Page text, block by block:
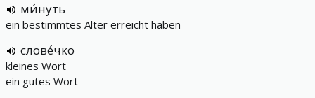
ми́нуть
ein bestimmtes Alter erreicht haben
слове́чко
kleines Wort
ein gutes Wort